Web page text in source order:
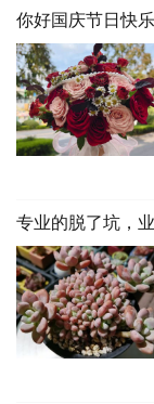
你好国庆节日快
专业的脱了坑，